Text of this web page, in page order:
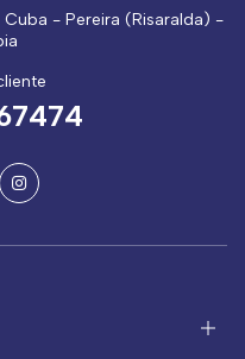
- Pereira (Risaralda) -